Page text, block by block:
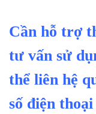
Cần hỗ trợ
tư vấn sử
thể liên hệ
số điện